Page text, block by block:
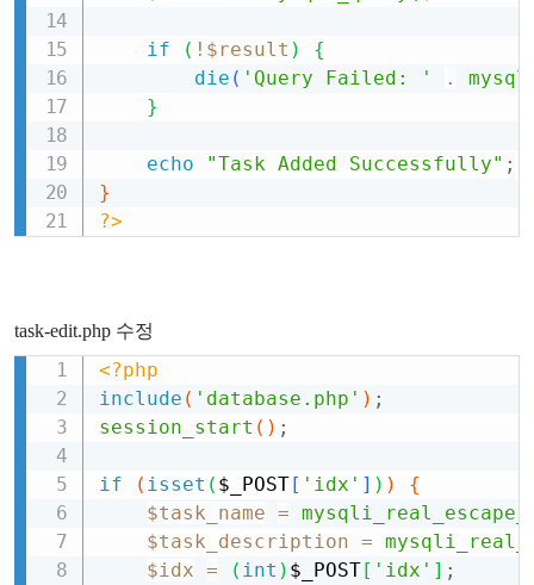
if ( ! $result )
{
die ( 'Query Failed: ' .
}
echo "Task Added Successfully" ;
}
?>
task-edit.php 수정
<?php
include ( 'database.php' ) ;
session_start ( ) ;
if ( isset ( $_POST[ 'idx' ] ) )
{
$task_name =
$task_description =
$idx = ( int ) $_POST[ 'idx' ] ;